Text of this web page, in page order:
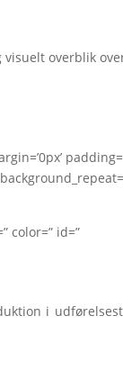
visuelt overblik
color=” id=”
i